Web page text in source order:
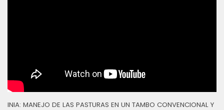
INIA: MANEJO DE LAS PASTURAS EN UN TAMBO CONVENCIONAL Y